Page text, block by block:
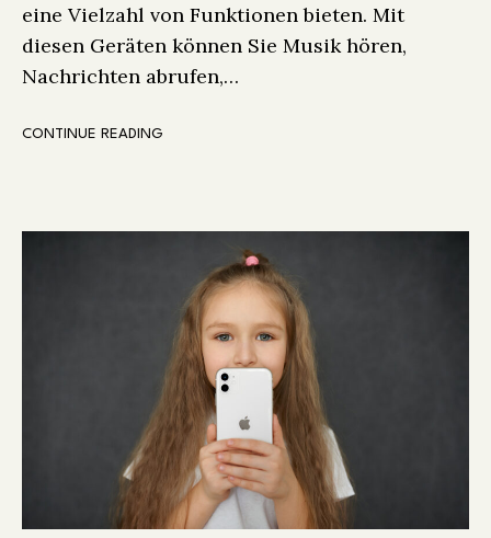
eine Vielzahl von Funktionen bieten. Mit
diesen Geräten können Sie Musik hören,
Nachrichten abrufen,…
CONTINUE READING